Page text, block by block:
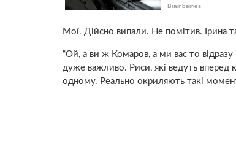
Мої. Дійсно випали. Не помітив. Ірина
“Ой, а ви ж Комаров, а ми вас то відразу
дуже важливо. Риси, які ведуть вперед
одному. Реально окриляють такі